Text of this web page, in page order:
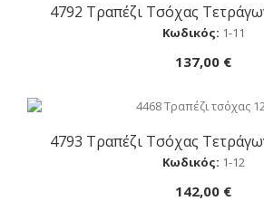
Αγορά
4792 Τραπέζι Τσόχας
Κωδικός: 1-11
137,00 €
Αγορά
4793 Τραπέζι Τσόχας
Κωδικός: 1-12
142,00 €